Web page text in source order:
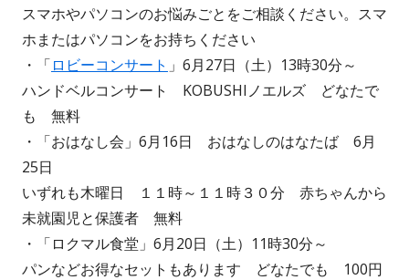
スマホやパソコンのお悩みごとをご相談ください。スマ
ホまたはパソコンをお持ちください
・「ロビーコンサート 」6月27日（土）13時30分～
ハンドベルコンサート KOBUSHIノエルズ どなたで
も 無料
・「おはなし会」6月16日 おはなしのはなたば 6月
25日
いずれも木曜日 １１時～１１時３０分 赤ちゃんから
未就園児と保護者 無料
・「ロクマル食堂」6月20日（土）11時30分～
パンなどお得なセットもあります どなたでも 100円